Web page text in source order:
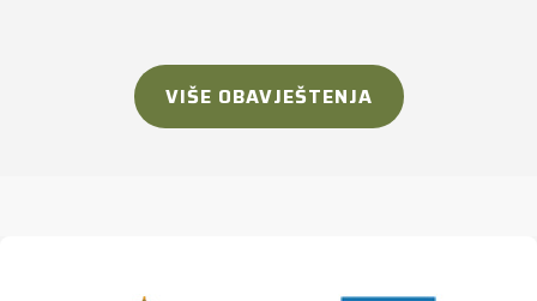
VIŠE OBAVJEŠTENJA